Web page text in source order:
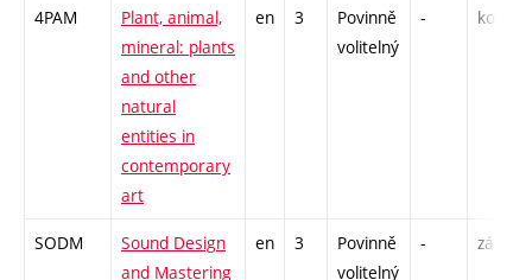
4PAM
Plant, animal,
mineral: plants
and other
natural
entities in
contemporary
art
en 3
Povinně
volitelný
- kol
SODM
Sound Design
and Mastering
en 3
Povinně
volitelný
- zá